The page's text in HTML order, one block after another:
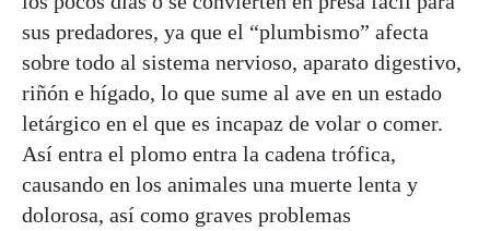
sus predadores, ya que el “plumbismo” afecta
sobre todo al sistema nervioso, aparato digestivo,
riñón e hígado, lo que sume al ave en un estado
letárgico en el que es incapaz de volar o comer.
Así entra el plomo entra la cadena trófica,
causando en los animales una muerte lenta y
dolorosa, así como graves problemas